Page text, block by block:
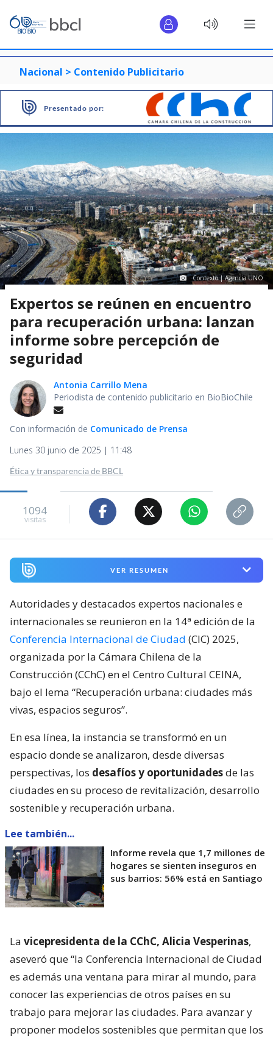
Nacional > Contenido Publicitario
Presentado por:
Contexto | Agencia UNO
Expertos se reúnen en encuentro
para recuperación urbana: lanzan
informe sobre percepción de
seguridad
Antonia Carrillo Mena
Periodista de contenido publicitario en BioBioChile
Con información de Comunicado de Prensa
Lunes 30 junio de 2025 | 11:48
Ética y transparencia de BBCL
1094
visitas
VER RESUMEN
Autoridades y destacados expertos nacionales e
internacionales se reunieron en la 14ª edición de la
Conferencia Internacional de Ciudad (CIC) 2025,
organizada por la Cámara Chilena de la
Construcción (CChC) en el Centro Cultural CEINA,
bajo el lema “Recuperación urbana: ciudades más
vivas, espacios seguros”.
En esa línea, la instancia se transformó en un
espacio donde se analizaron, desde diversas
perspectivas, los desafíos y oportunidadesde las
ciudades en su proceso de revitalización, desarrollo
sostenible y recuperación urbana.
Lee también...
Informe revela que 1,7 millones de
hogares se sienten inseguros en
sus barrios: 56% está en Santiago
La vicepresidenta de la CChC, Alicia Vesperinas,
aseveró que “la Conferencia Internacional de Ciudad
es además una ventana para mirar al mundo, para
conocer las experiencias de otros países en su
trabajo para mejorar las ciudades. Para avanzar y
proponer modelos sostenibles que permitan que los